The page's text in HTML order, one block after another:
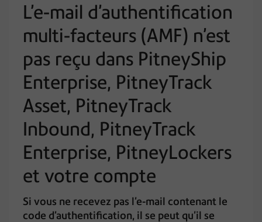
L’e-mail d’authentification
multi-facteurs (AMF) n’est
pas reçu dans PitneyShip
Enterprise, PitneyTrack
Asset, PitneyTrack
Inbound, PitneyTrack
Enterprise, PitneyLockers
et votre compte
Si vous ne recevez pas l’e-mail contenant le
code d’authentification, il se peut qu’il se